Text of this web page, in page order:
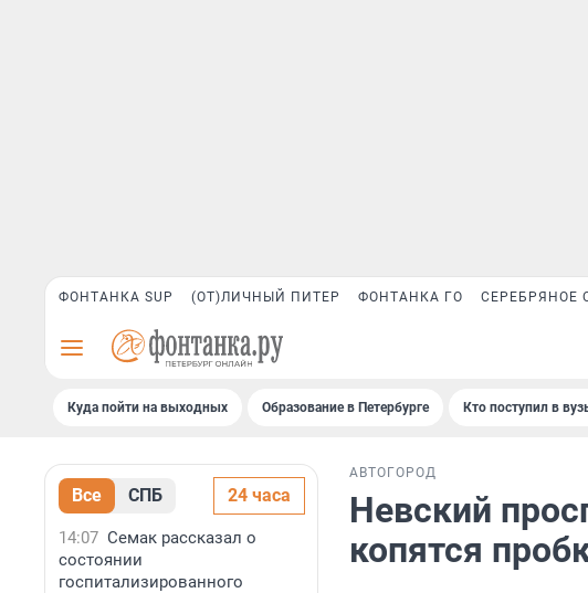
ФОНТАНКА SUP (ОТ)ЛИЧНЫЙ ПИТЕР ФОНТАНКА ГО СЕРЕБРЯНОЕ
Куда пойти на выходных Образование в Петербурге Кто поступил в
Все СПБ 24 часа
14:07 Семак рассказал о
состоянии
госпитализированного
АВТО ГОРОД
Невский
копятся